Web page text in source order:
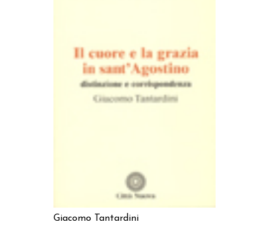
AGGIUNGI AL CARRELLO
Giacomo Tantardini